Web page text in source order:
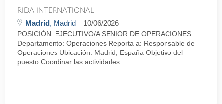
RIDA INTERNATIONAL
Madrid, Madrid 10/06/2026
POSICIÓN: EJECUTIVO/A SENIOR DE OPERACIONES
Departamento: Operaciones Reporta a: Responsable de
Operaciones Ubicación: Madrid, España Objetivo del
puesto Coordinar las actividades ...